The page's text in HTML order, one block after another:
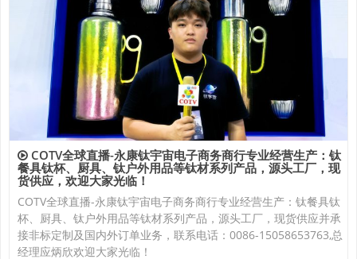
COTV全球直播-永康钛宇宙电子商务商行专业经营生产：钛
餐具钛杯、厨具、钛户外用品等钛材系列产品，源头工厂，现
货供应，欢迎大家光临！
COTV全球直播-永康钛宇宙电子商务商行专业经营生产：钛餐具钛
杯、厨具、钛户外用品等钛材系列产品，源头工厂，现货供应并承
接非标定制及国内外订单业务，联系电话：0086-15058653763,总
经理应炳欣欢迎大家光临！